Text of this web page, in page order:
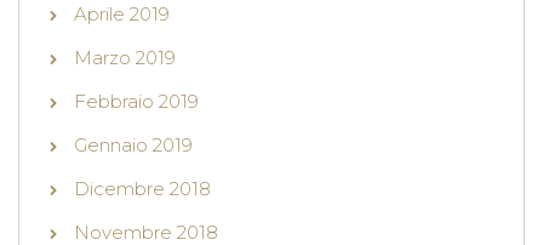
Aprile 2019
Marzo 2019
Febbraio 2019
Gennaio 2019
Dicembre 2018
Novembre 2018